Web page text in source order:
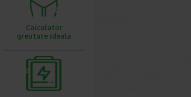
Calculator
greutate ideala